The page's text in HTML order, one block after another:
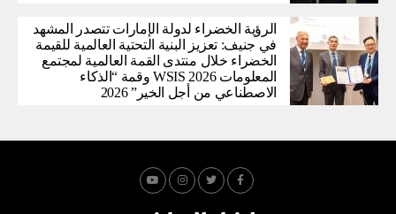
الرؤية الخضراء لدولة الإمارات تتصدر المشهد
في جنيف: تعزيز البنية التحتية العالمية للقيمة
الخضراء خلال منتدى القمة العالمية لمجتمع
المعلومات WSIS 2026 وقمة “الذكاء
الاصطناعي من أجل الخير” 2026